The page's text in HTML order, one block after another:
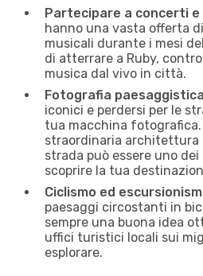
Partecipare a concerti
hanno una vasta offerta
musicali durante i mesi
di atterrare a Ruby,
musica dal vivo in città.
Fotografia
iconici e perdersi per le
tua macchina
straordinaria architettura
strada può essere uno
scoprire la tua
Ciclismo ed
paesaggi circostanti in
sempre una buona idea
uffici turistici locali sui
esplorare.